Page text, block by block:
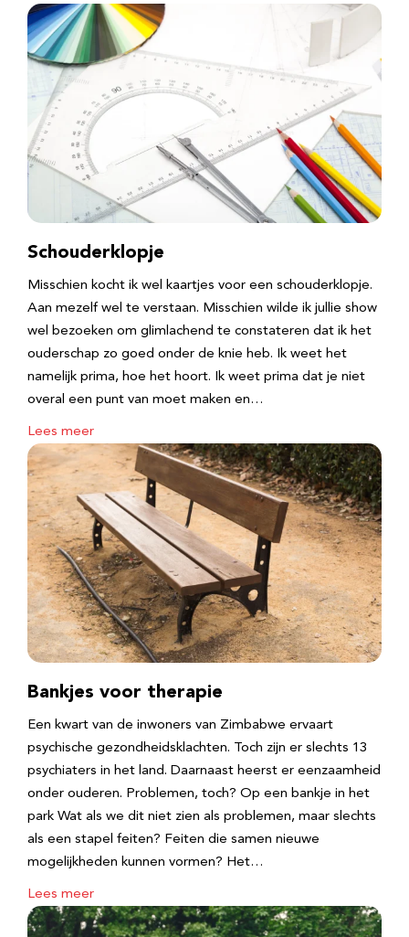
Schouderklopje
Misschien kocht ik wel kaartjes voor een schouderklopje.
Aan mezelf wel te verstaan. Misschien wilde ik jullie show
wel bezoeken om glimlachend te constateren dat ik het
ouderschap zo goed onder de knie heb. Ik weet het
namelijk prima, hoe het hoort. Ik weet prima dat je niet
overal een punt van moet maken en…
Lees meer
Bankjes voor therapie
Een kwart van de inwoners van Zimbabwe ervaart
psychische gezondheidsklachten. Toch zijn er slechts 13
psychiaters in het land. Daarnaast heerst er eenzaamheid
onder ouderen. Problemen, toch? Op een bankje in het
park Wat als we dit niet zien als problemen, maar slechts
als een stapel feiten? Feiten die samen nieuwe
mogelijkheden kunnen vormen? Het…
Lees meer